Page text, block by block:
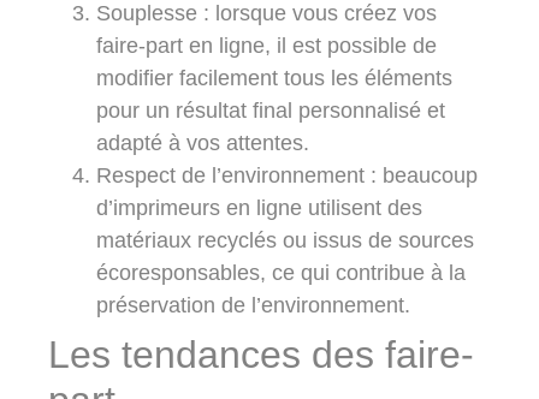
Souplesse : lorsque vous créez vos
faire-part en ligne, il est possible de
modifier facilement tous les éléments
pour un résultat final personnalisé et
adapté à vos attentes.
Respect de l’environnement : beaucoup
d’imprimeurs en ligne utilisent des
matériaux recyclés ou issus de sources
écoresponsables, ce qui contribue à la
préservation de l’environnement.
Les tendances des faire-